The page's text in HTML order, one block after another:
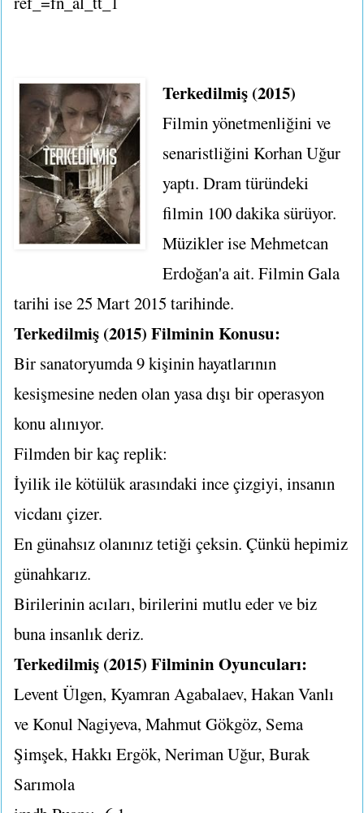
Terkedilmiş (2015)
Filmin yönetmenliğini ve
senaristliğini Korhan Uğur
yaptı. Dram türündeki
filmin 100 dakika sürüyor.
Müzikler ise Mehmetcan
Erdoğan'a ait. Filmin Gala
tarihi ise 25 Mart 2015 tarihinde.
Terkedilmiş (2015) Filminin Konusu:
Bir sanatoryumda 9 kişinin hayatlarının
kesişmesine neden olan yasa dışı bir operasyon
konu alınıyor.
Filmden bir kaç replik:
İyilik ile kötülük arasındaki ince çizgiyi, insanın
vicdanı çizer.
En günahsız olanınız tetiği çeksin. Çünkü hepimiz
günahkarız.
Birilerinin acıları, birilerini mutlu eder ve biz
buna insanlık deriz.
Terkedilmiş (2015) Filminin Oyuncuları:
Levent Ülgen, Kyamran Agabalaev, Hakan Vanlı
ve Konul Nagiyeva, Mahmut Gökgöz, Sema
Şimşek, Hakkı Ergök, Neriman Uğur, Burak
Sarımola